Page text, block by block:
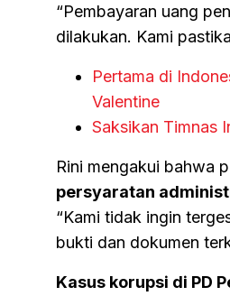
“Pembayaran uang
dilakukan. Kami
Pertama di
Valentine
Saksikan Timnas
Rini mengakui bahwa
persyaratan
“Kami tidak ingin
bukti dan dokumen
Kasus korupsi di PD